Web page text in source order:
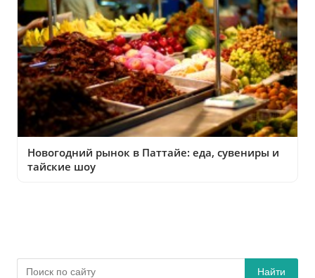
Новогодний рынок в Паттайе: еда, сувениры и
тайские шоу
Найти